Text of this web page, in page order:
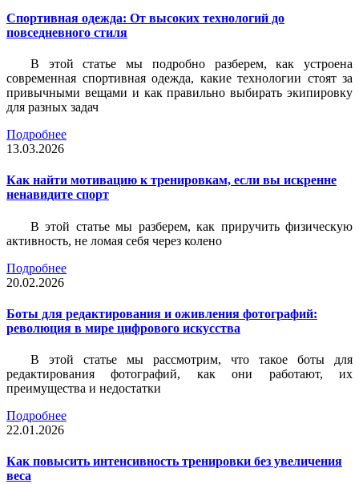
Спортивная одежда: От высоких технологий до
повседневного стиля
В этой статье мы подробно разберем, как устроена
современная спортивная одежда, какие технологии стоят за
привычными вещами и как правильно выбирать экипировку
для разных задач
Подробнее
13.03.2026
Как найти мотивацию к тренировкам, если вы искренне
ненавидите спорт
В этой статье мы разберем, как приручить физическую
активность, не ломая себя через колено
Подробнее
20.02.2026
Боты для редактирования и оживления фотографий:
революция в мире цифрового искусства
В этой статье мы рассмотрим, что такое боты для
редактирования фотографий, как они работают, их
преимущества и недостатки
Подробнее
22.01.2026
Как повысить интенсивность тренировки без увеличения
веса